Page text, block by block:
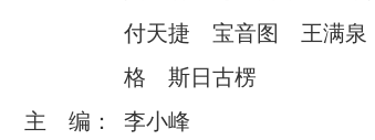
付天捷 宝音图 王满泉
格 斯日古楞
主 编：
李小峰